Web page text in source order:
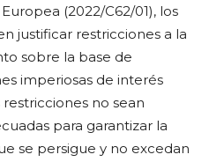
(2022/C62/01), los
justificar restricciones a la
sobre la base de
imperiosas de interés
no sean
para garantizar la
se persigue y no excedan